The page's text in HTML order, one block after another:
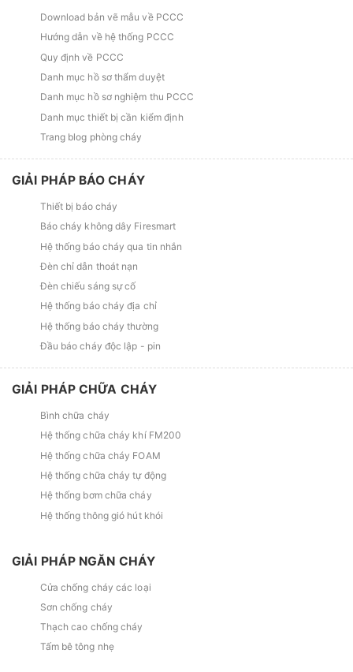
Download bản vẽ mẫu về PCCC
Hướng dẫn về hệ thống PCCC
Quy định về PCCC
Danh mục hồ sơ thẩm duyệt
Danh mục hồ sơ nghiệm thu PCCC
Danh mục thiết bị cần kiểm định
Trang blog phòng cháy
GIẢI PHÁP BÁO CHÁY
Thiết bị báo cháy
Báo cháy không dây Firesmart
Hệ thống báo cháy qua tin nhắn
Đèn chỉ dẫn thoát nạn
Đèn chiếu sáng sự cố
Hệ thống báo cháy địa chỉ
Hệ thống báo cháy thường
Đầu báo cháy độc lập - pin
GIẢI PHÁP CHỮA CHÁY
Bình chữa cháy
Hệ thống chữa cháy khí FM200
Hệ thống chữa cháy FOAM
Hệ thống chữa cháy tự động
Hệ thống bơm chữa cháy
Hệ thống thông gió hút khói
GIẢI PHÁP NGĂN CHÁY
Cửa chống cháy các loại
Sơn chống cháy
Thạch cao chống cháy
Tấm bê tông nhẹ